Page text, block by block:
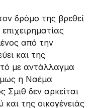
δρόμο της βρεθεί
από την
και της
με αντάλλαγμα
η Ναέμα
Σμιθ δεν αρκείται
και της οικογένειάς